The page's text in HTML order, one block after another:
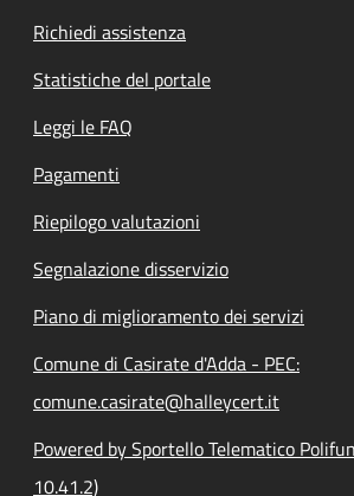
Richiedi assistenza
Statistiche del portale
Leggi le FAQ
Pagamenti
Riepilogo valutazioni
Segnalazione disservizio
Piano di miglioramento dei servizi
Comune di Casirate d'Adda - PEC:
comune.casirate@halleycert.it
Powered by Sportello Telematico
10.41.2)